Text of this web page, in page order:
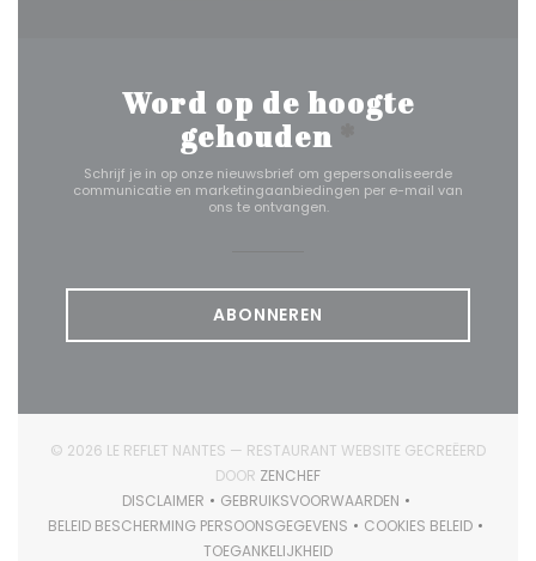
Word op de hoogte
gehouden
Schrijf je in op onze nieuwsbrief om gepersonaliseerde
communicatie en marketingaanbiedingen per e-mail van
ons te ontvangen.
ABONNEREN
© 2026 LE REFLET NANTES — RESTAURANT WEBSITE GECREËERD
DOOR ZENCHEF((OPENT IN EEN NIEUW
DISCLAIMER
((OPENT IN EEN NIEUW VENSTER))
GEBRUIKSVOORWAARDEN
((OPENT IN EEN NIEUW
BELEID BESCHERMING PERSOONSGEGEVENS
((OPENT IN EEN NIEUW VENSTER))
COOKIES BELEID
((OPENT IN EEN
TOEGANKELIJKHEID